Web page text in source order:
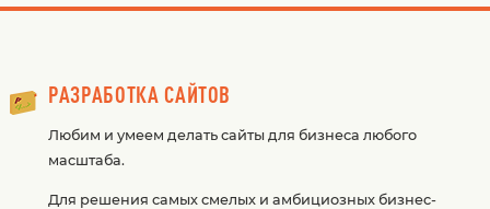
РАЗРАБОТКА САЙТОВ
Любим и умеем делать сайты для бизнеса любого
масштаба.
Для решения самых смелых и амбициозных бизнес-